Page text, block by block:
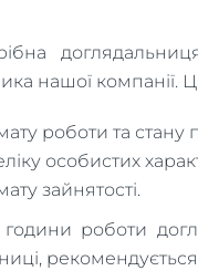
нашої компанії.
роботи та стану
особистих
зайнятості.
години роботи